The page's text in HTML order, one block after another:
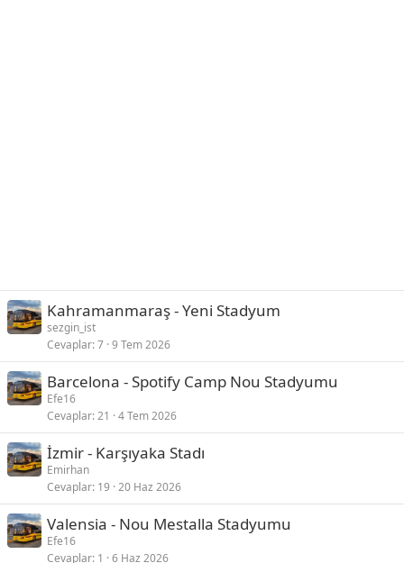
Kahramanmaraş - Yeni Stadyum
sezgin_ist
Cevaplar 7 9 Tem 2026
Barcelona - Spotify Camp Nou Stadyumu
Efe16
Cevaplar 21 4 Tem 2026
İzmir - Karşıyaka Stadı
Emirhan
Cevaplar 19 20 Haz 2026
Valensia - Nou Mestalla Stadyumu
Efe16
Cevaplar 1 6 Haz 2026